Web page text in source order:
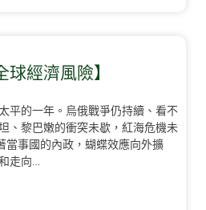
球經濟風險】
平的一年。烏俄戰爭仍持續、看不
、黎巴嫩的衝突未歇，紅海危機未
事國的內政，蝴蝶效應向外擴
走向…